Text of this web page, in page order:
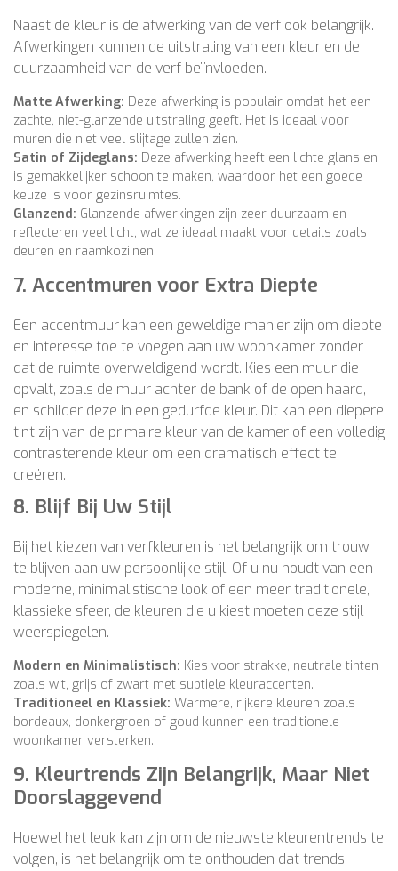
Naast de kleur is de afwerking van de verf ook belangrijk.
Afwerkingen kunnen de uitstraling van een kleur en de
duurzaamheid van de verf beïnvloeden.
Matte Afwerking: Deze afwerking is populair omdat het een
zachte, niet-glanzende uitstraling geeft. Het is ideaal voor
muren die niet veel slijtage zullen zien.
Satin of Zijdeglans: Deze afwerking heeft een lichte glans en
is gemakkelijker schoon te maken, waardoor het een goede
keuze is voor gezinsruimtes.
Glanzend: Glanzende afwerkingen zijn zeer duurzaam en
reflecteren veel licht, wat ze ideaal maakt voor details zoals
deuren en raamkozijnen.
7. Accentmuren voor Extra Diepte
Een accentmuur kan een geweldige manier zijn om diepte
en interesse toe te voegen aan uw woonkamer zonder
dat de ruimte overweldigend wordt. Kies een muur die
opvalt, zoals de muur achter de bank of de open haard,
en schilder deze in een gedurfde kleur. Dit kan een diepere
tint zijn van de primaire kleur van de kamer of een volledig
contrasterende kleur om een dramatisch effect te
creëren.
8. Blijf Bij Uw Stijl
Bij het kiezen van verfkleuren is het belangrijk om trouw
te blijven aan uw persoonlijke stijl. Of u nu houdt van een
moderne, minimalistische look of een meer traditionele,
klassieke sfeer, de kleuren die u kiest moeten deze stijl
weerspiegelen.
Modern en Minimalistisch: Kies voor strakke, neutrale tinten
zoals wit, grijs of zwart met subtiele kleuraccenten.
Traditioneel en Klassiek: Warmere, rijkere kleuren zoals
bordeaux, donkergroen of goud kunnen een traditionele
woonkamer versterken.
9. Kleurtrends Zijn Belangrijk, Maar Niet
Doorslaggevend
Hoewel het leuk kan zijn om de nieuwste kleurentrends te
volgen, is het belangrijk om te onthouden dat trends